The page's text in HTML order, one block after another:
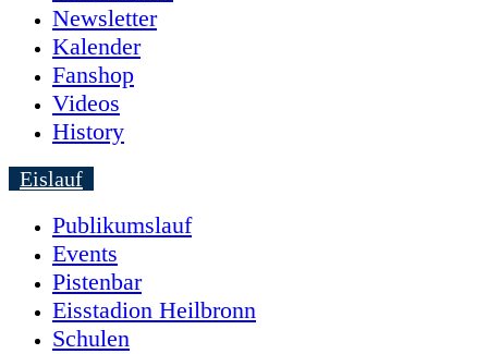
Newsletter
Kalender
Fanshop
Videos
History
Eislauf
Publikumslauf
Events
Pistenbar
Eisstadion Heilbronn
Schulen